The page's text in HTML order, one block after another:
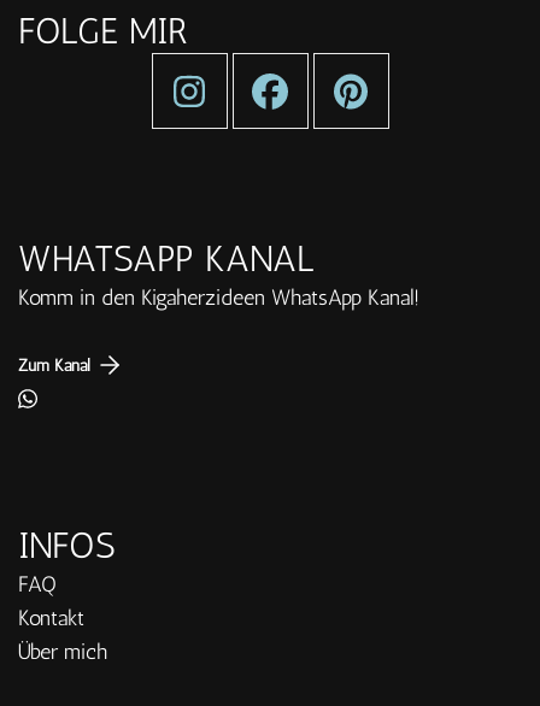
FOLGE MIR
WHATSAPP KANAL
Komm in den Kigaherzideen WhatsApp Kanal!
Zum Kanal
INFOS
FAQ
Kontakt
Über mich